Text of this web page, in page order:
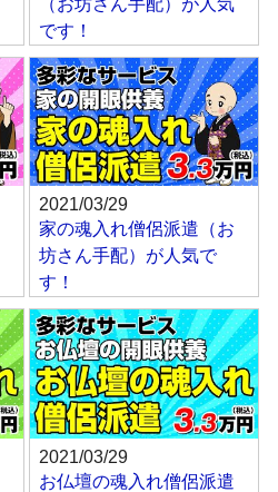
です！
2021/03/29
家の魂入れ僧侶派遣（お
坊さん手配）が人気で
す！
2021/03/29
お仏壇の魂入れ僧侶派遣